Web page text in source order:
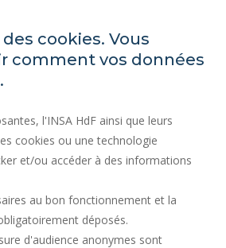
cookies. Vous
comment vos données
l'INSA HdF ainsi que leurs
cookies ou une technologie
et/ou accéder à des informations
au bon fonctionnement et la
déposés.
d'audience anonymes sont